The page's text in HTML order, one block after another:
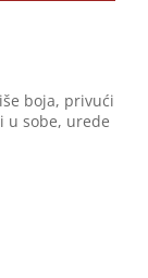
boja, privući
u sobe, urede